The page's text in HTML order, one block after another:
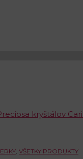
VŠETKY PRODUKTY